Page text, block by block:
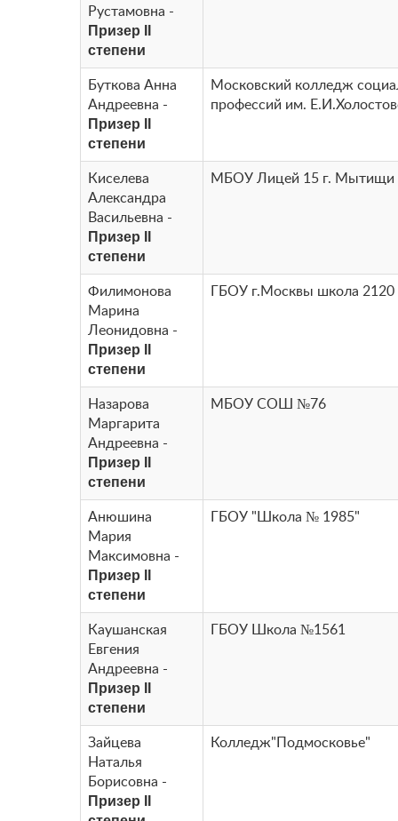
Рустамовна -
Призер II
степени
Буткова Анна
Андреевна -
Призер II
степени
Московский колледж
профессий им.
Киселева
Александра
Васильевна -
Призер II
степени
МБОУ Лицей 15 г. Мытищи
Филимонова
Марина
Леонидовна -
Призер II
степени
ГБОУ г.Москвы школа 2120
Назарова
Маргарита
Андреевна -
Призер II
степени
МБОУ СОШ №76
Анюшина
Мария
Максимовна -
Призер II
степени
ГБОУ "Школа № 1985"
Каушанская
Евгения
Андреевна -
Призер II
степени
ГБОУ Школа №1561
Зайцева
Наталья
Борисовна -
Призер II
Колледж"Подмосковье"